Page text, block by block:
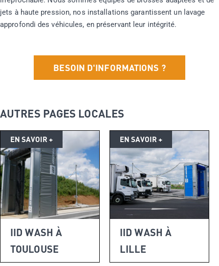
jets à haute pression, nos installations garantissent un lavage
approfondi des véhicules, en préservant leur intégrité.
BESOIN D'INFORMATIONS ?
AUTRES PAGES LOCALES
IID WASH À
TOULOUSE
IID WASH À
LILLE